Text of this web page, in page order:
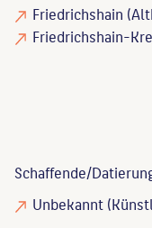
Friedrichshain
Friedrichshain-
Schaffende/
Unbekannt